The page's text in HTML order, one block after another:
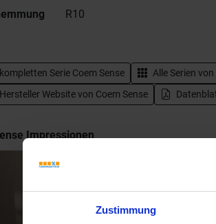
Zustimmung
R10
Serie Coem Sense Alle Serien von
Website von Coem Sense
Impressionen